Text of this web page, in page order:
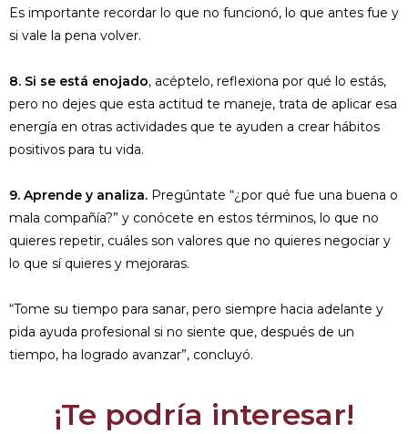
Es importante recordar lo que no funcionó, lo que antes fue y
si vale la pena volver.
8. Si se está enojado, acéptelo, reflexiona por qué lo estás,
pero no dejes que esta actitud te maneje, trata de aplicar esa
energía en otras actividades que te ayuden a crear hábitos
positivos para tu vida.
9. Aprende y analiza. Pregúntate “¿por qué fue una buena o
mala compañía?” y conócete en estos términos, lo que no
quieres repetir, cuáles son valores que no quieres negociar y
lo que sí quieres y mejoraras.
“Tome su tiempo para sanar, pero siempre hacia adelante y
pida ayuda profesional si no siente que, después de un
tiempo, ha logrado avanzar”, concluyó.
¡Te podría interesar!